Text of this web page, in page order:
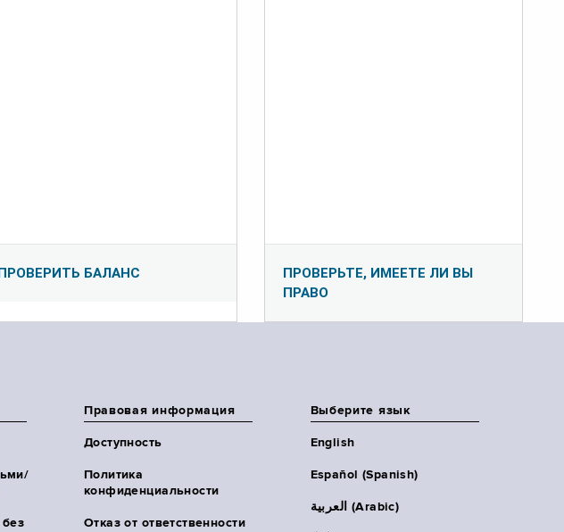
БАЛАНС
ПРОВЕРЬТЕ, ИМЕЕТЕ ЛИ ВЫ
ПРАВО
Правовая информация
Доступность
Политика
конфиденциальности
Отказ от ответственности
Выберите язык
English
Español (Spanish)
العربية (Arabic)